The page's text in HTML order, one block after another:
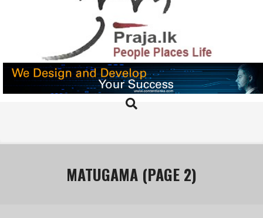
PRAJA.LK
Search
MATUGAMA (PAGE 2)